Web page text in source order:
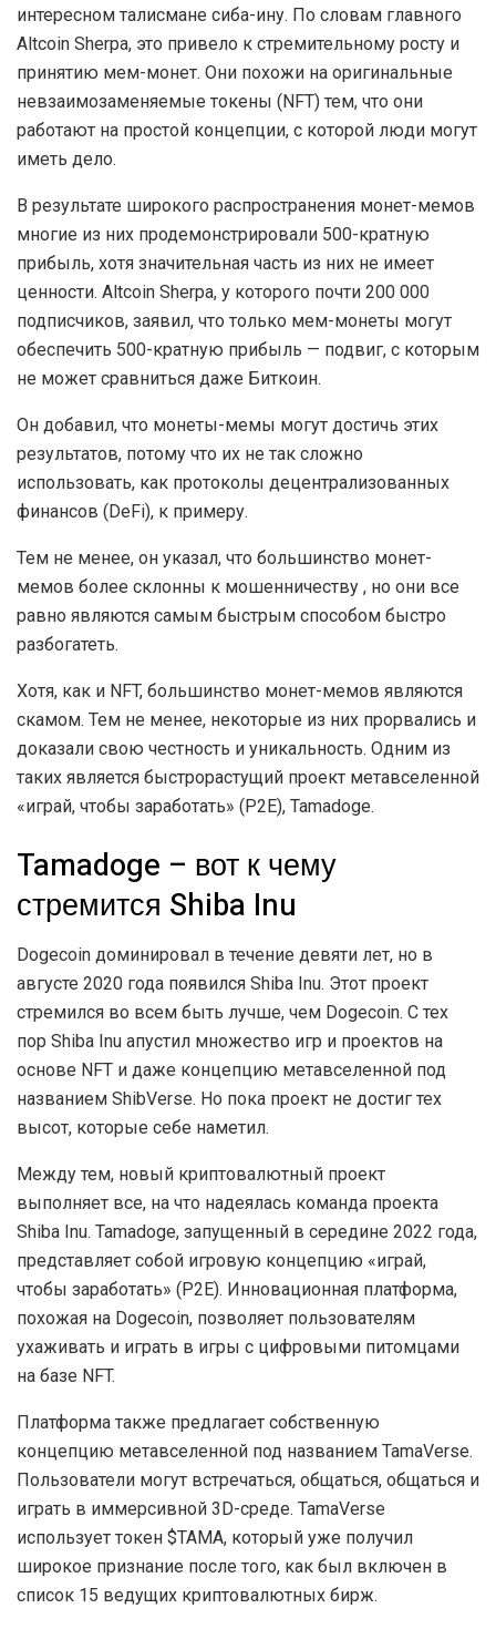
интересном талисмане сиба-ину. По словам главного
Altcoin Sherpa, это привело к стремительному росту и
принятию мем-монет. Они похожи на оригинальные
невзаимозаменяемые токены (NFT) тем, что они
работают на простой концепции, с которой люди могут
иметь дело.
В результате широкого распространения монет-мемов
многие из них продемонстрировали 500-кратную
прибыль, хотя значительная часть из них не имеет
ценности. Altcoin Sherpa, у которого почти 200 000
подписчиков, заявил, что только мем-монеты могут
обеспечить 500-кратную прибыль — подвиг, с которым
не может сравниться даже Биткоин.
Он добавил, что монеты-мемы могут достичь этих
результатов, потому что их не так сложно
использовать, как протоколы децентрализованных
финансов (DeFi), к примеру.
Тем не менее, он указал, что большинство монет-
мемов более склонны к мошенничеству , но они все
равно являются самым быстрым способом быстро
разбогатеть.
Хотя, как и NFT, большинство монет-мемов являются
скамом. Тем не менее, некоторые из них прорвались и
доказали свою честность и уникальность. Одним из
таких является быстрорастущий проект метавселенной
«играй, чтобы заработать» (P2E), Tamadoge.
Tamadoge – вот к чему
стремится Shiba Inu
Dogecoin доминировал в течение девяти лет, но в
августе 2020 года появился Shiba Inu. Этот проект
стремился во всем быть лучше, чем Dogecoin. С тех
пор Shiba Inu апустил множество игр и проектов на
основе NFT и даже концепцию метавселенной под
названием ShibVerse. Но пока проект не достиг тех
высот, которые себе наметил.
Между тем, новый криптовалютный проект
выполняет все, на что надеялась команда проекта
Shiba Inu. Tamadoge, запущенный в середине 2022 года,
представляет собой игровую концепцию «играй,
чтобы заработать» (P2E). Инновационная платформа,
похожая на Dogecoin, позволяет пользователям
ухаживать и играть в игры с цифровыми питомцами
на базе NFT.
Платформа также предлагает собственную
концепцию метавселенной под названием TamaVerse.
Пользователи могут встречаться, общаться, общаться и
играть в иммерсивной 3D-среде. TamaVerse
использует токен $TAMA, который уже получил
широкое признание после того, как был включен в
список 15 ведущих криптовалютных бирж.